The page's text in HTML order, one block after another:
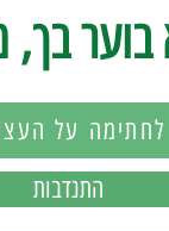
בך,
לחתימה על
התנדבות